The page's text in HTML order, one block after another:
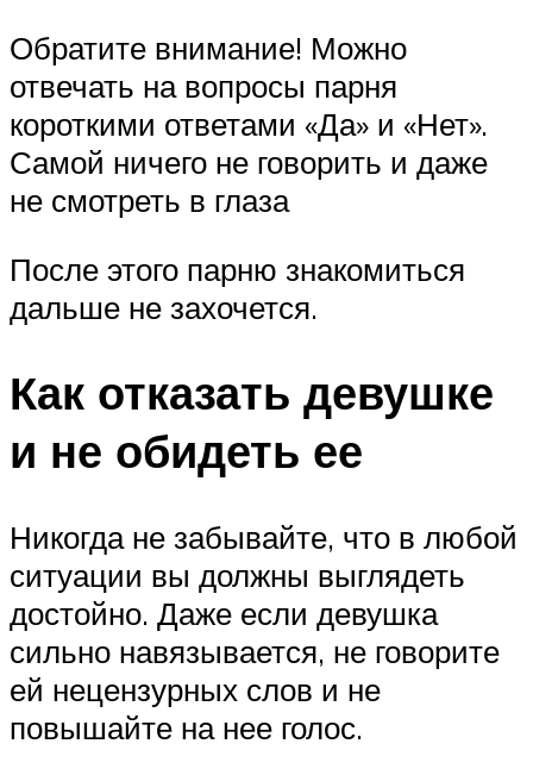
Обратите внимание! Можно
отвечать на вопросы парня
короткими ответами «Да» и «Нет».
Самой ничего не говорить и даже
не смотреть в глаза
После этого парню знакомиться
дальше не захочется.
Как отказать девушке
и не обидеть ее
Никогда не забывайте, что в любой
ситуации вы должны выглядеть
достойно. Даже если девушка
сильно навязывается, не говорите
ей нецензурных слов и не
повышайте на нее голос.